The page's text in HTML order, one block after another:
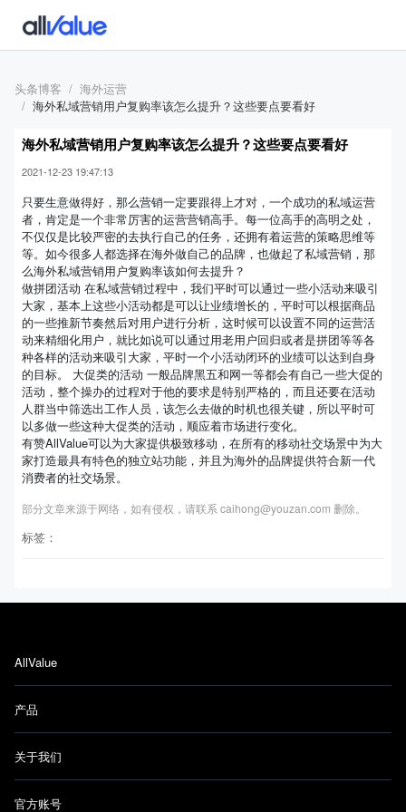
头条博客
海外运营
海外私域营销用户复购率该怎么提升？这些要点要看好
海外私域营销用户复购率该怎么提升？这些要点要看好
2021-12-23 19:47:13
只要生意做得好，那么营销一定要跟得上才对，一个成功的私域运营
者，肯定是一个非常厉害的运营营销高手。每一位高手的高明之处，
不仅仅是比较严密的去执行自己的任务，还拥有着运营的策略思维等
等。如今很多人都选择在海外做自己的品牌，也做起了私域营销，那
么海外私域营销用户复购率该如何去提升？
做拼团活动 在私域营销过程中，我们平时可以通过一些小活动来吸引
大家，基本上这些小活动都是可以让业绩增长的，平时可以根据商品
的一些推新节奏然后对用户进行分析，这时候可以设置不同的运营活
动来精细化用户，就比如说可以通过用老用户回归或者是拼团等等各
种各样的活动来吸引大家，平时一个小活动闭环的业绩可以达到自身
的目标。 大促类的活动 一般品牌黑五和网一等都会有自己一些大促的
活动，整个操办的过程对于他的要求是特别严格的，而且还要在活动
人群当中筛选出工作人员，该怎么去做的时机也很关键，所以平时可
以多做一些这种大促类的活动，顺应着市场进行变化。
有赞AllValue可以为大家提供极致移动，在所有的移动社交场景中为大
家打造最具有特色的独立站功能，并且为海外的品牌提供符合新一代
消费者的社交场景。
部分文章来源于网络，如有侵权，请联系 caihong@youzan.com 删除。
标签：
AllValue
产品
关于我们
官方账号